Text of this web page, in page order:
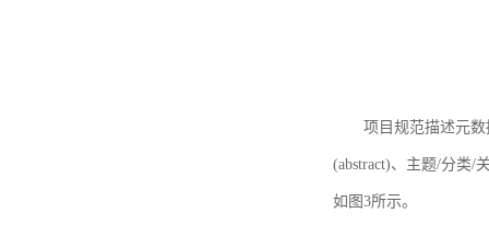
项目规范描述元
(abstract)、主题/分类/
如图3所示。